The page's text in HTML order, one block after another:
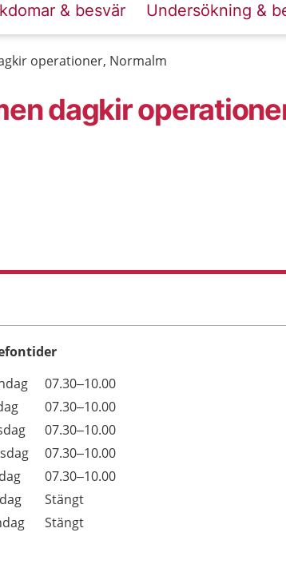
& besvär Undersökning &
operationer, Normalm
dagkir
07.30–10.00
07.30–10.00
07.30–10.00
07.30–10.00
07.30–10.00
Stängt
Stängt